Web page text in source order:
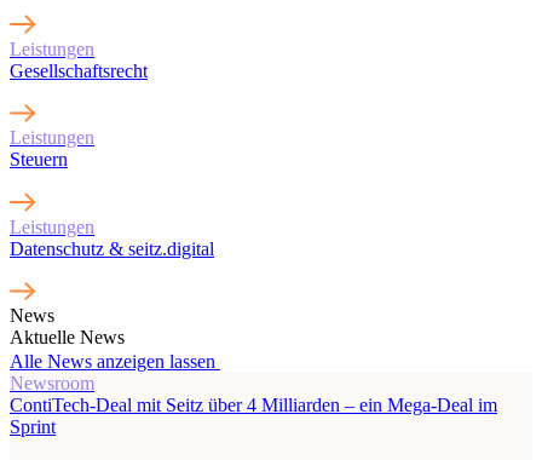
Leistungen
Gesellschaftsrecht
Leistungen
Steuern
Leistungen
Datenschutz & seitz.digital
News
Aktuelle News
Alle News anzeigen lassen
Newsroom
ContiTech-Deal mit Seitz über 4 Milliarden – ein Mega-Deal im
Sprint